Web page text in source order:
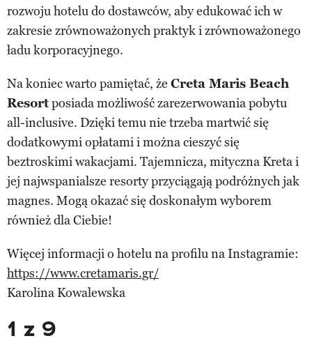
rozwoju hotelu do dostawców, aby edukować ich w
zakresie zrównoważonych praktyk i zrównoważonego
ładu korporacyjnego.
Na koniec warto pamiętać, że Creta Maris Beach
Resortposiada możliwość zarezerwowania pobytu
all-inclusive. Dzięki temu nie trzeba martwić się
dodatkowymi opłatami i można cieszyć się
beztroskimi wakacjami. Tajemnicza, mityczna Kreta i
jej najwspanialsze resorty przyciągają podróżnych jak
magnes. Mogą okazać się doskonałym wyborem
również dla Ciebie!
Więcej informacji o hotelu na profilu na Instagramie:
https://www.cretamaris.gr/
Karolina Kowalewska
1 z 9